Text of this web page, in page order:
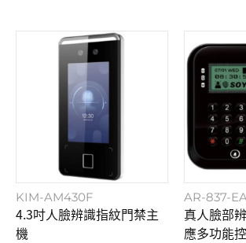
KIM-AM430F
4.3吋人臉辨識指紋門禁主
機
AR-837-EA
真人臉部
應多功能